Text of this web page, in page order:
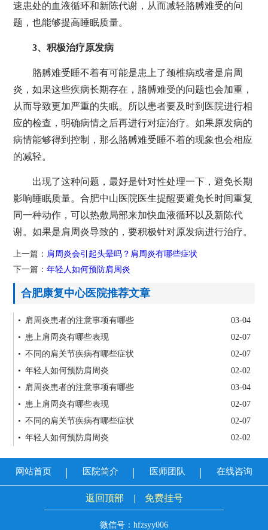
速患处的血液循环和新陈代谢，从而减轻胳膊难受的问
题，也能够提高睡眠质量。
3、积极治疗原发病
胳膊难受睡不着有可能是患上了颈椎病或者是肩周
炎，如果这些疾病长期存在，胳膊难受的问题也会加重，
从而导致更加严重的失眠。所以患者要及时到医院进行相
应的检查，明确病情之后再进行对症治疗。如果原发病的
病情能够得到控制，那么胳膊难受睡不着的现象也会相应
的减轻。
出现了这种问题，最好是针对性处理一下，避免长期
影响睡眠质量。合肥中山医院医生提醒要避免长时间重复
同一种动作，可以热敷局部来加快血液循环以及新陈代
谢。如果是肩周炎导致的，要积极针对原发病进行治疗。
上一篇： 肩周炎会引起头晕吗？肩周炎有哪些症状
下一篇：年轻人如何预防肩周炎
合肥康复中心医院推荐文章
03-04
• 肩周炎患者的注意事项有哪些
02-07
• 患上肩周炎有哪些表现
02-07
• 不同的肩关节疾病有哪些症状
02-02
• 年轻人如何预防肩周炎
03-04
• 肩周炎患者的注意事项有哪些
02-07
• 患上肩周炎有哪些表现
02-07
• 不同的肩关节疾病有哪些症状
02-02
• 年轻人如何预防肩周炎
网站首页 医院简介 医师团队 在线咨询
返回顶部 | 免费挂号
微信号：hfzsyy006